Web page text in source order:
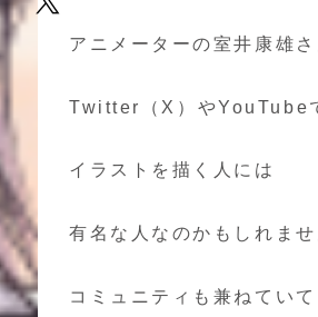
アニメーターの室井康雄
Twitter（X）やYouTube
イラストを描く人には
有名な人なのかもしれませ
コミュニティも兼ねてい